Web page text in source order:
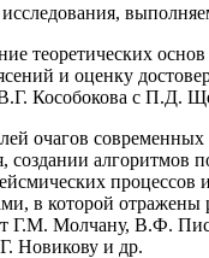
теоретических
и оценку
Кособокова с
очагов
алгоритмов
в которой отражены
Г.М. Молчану, В.Ф.
Новикову и др.